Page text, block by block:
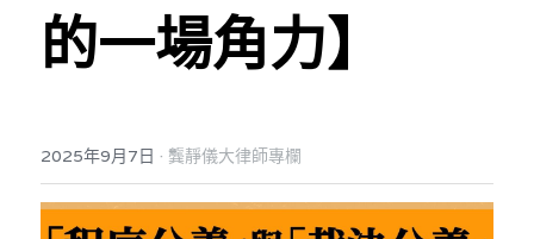
美西媒體謊言實錄
宏福‧革新
宏福火災正視聽
港聞
國際
娛樂
的一場角力】
2025年9月7日 · 龔靜儀大律師專欄